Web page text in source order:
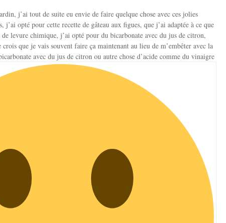
j’ai tout de suite eu envie de faire quelque chose avec ces jolies
j’ai opté pour cette recette de gâteau aux figues, que j’ai adaptée à ce que
de levure chimique, j’ai opté pour du bicarbonate avec du jus de citron,
que je vais souvent faire ça maintenant au lieu de m’embêter avec la
avec du jus de citron ou autre chose d’acide comme du vinaigre